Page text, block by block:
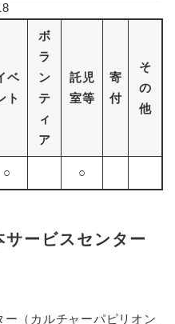
ベ
ト
ボ
ラ
ン
テ
ィ
ア
託児
室等
寄
付
そ
の
他
○ ○
ービスセンター
（カルチャーパピリオン